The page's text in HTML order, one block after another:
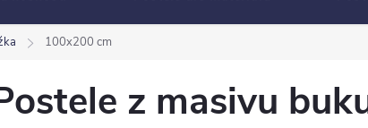
100x200 cm
z masivu